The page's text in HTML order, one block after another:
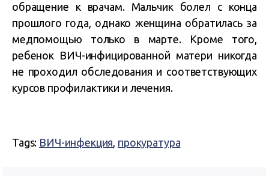
обращение к врачам. Мальчик болел с конца
прошлого года, однако женщина обратилась за
медпомощью только в марте. Кроме того,
ребенок ВИЧ-инфицированной матери никогда
не проходил обследования и соответствующих
курсов профилактики и лечения.
Tags: ВИЧ-инфекция, прокуратура